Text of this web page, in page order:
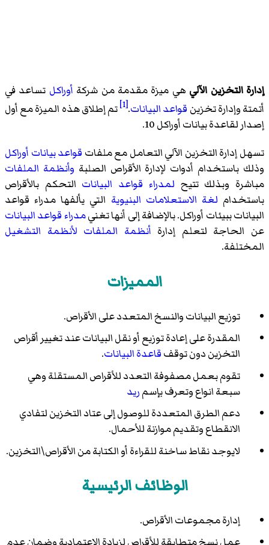
إدارة التخزين الآلي هي ميزة مقدمة من شركة أوراكل تساعد في
أتمتة وإدارة تخزين قواعد البيانات.
[1]
تم إطلاق هذه الميزة مع أول
إصدار لقاعدة بيانات أوراكل 10.
تسهل إدارة التخزين الآلي التعامل مع ملفات قواعد بيانات أوراكل
وذلك باستخدام أدوات لإدارة الأقراص الصلبة وأنظمة الملفات
مباشرة وبذلك تتيح لمدراء قواعد البيانات التحكم بالأقراص
باستخدام لغة الاستعلامات البنيوية التي يألفها مدراء قواعد
البيانات ببيئات أوراكل. بالإضافة إلى أنها تغنيمدراء قواعد البيانات
عن الحاجة لتعلم إدارة أنظمة الملفات لأنظمة التشغيل
المختلفة.
المميزات
توزيع البيانات والنسخ المتعدد على الأقراص.
المقدرة على إعادة توزيع أو نقل البيانات عند تغيير أقراص
التخزين دون توقفقاعدة البيانات.
تقوم بعمل مصفوفة التعدد للأقراص المستقلة وهي
سبعة انواع وتعرف بإسمريد
دعم الطرق المتعددة للوصول إلى عتاد التخزين لتفادي
الانقطاع وتقديم موازنة للأحمال.
لايوجد نقاط ساخنة للقراءة أو الكتابة من الأقراص\التخزين.
الوظائف الرئيسية
إدارة مجموعات الأقراص.